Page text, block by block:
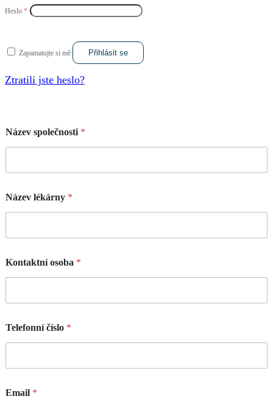
Heslo *
Zapamatujte si mě Přihlásit se
Ztratili jste heslo?
Název společnosti *
Název lékárny *
Kontaktní osoba *
Telefonní číslo *
Email *